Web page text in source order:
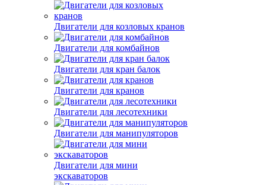
Двигатели для козловых кранов
Двигатели для комбайнов
Двигатели для кран балок
Двигатели для кранов
Двигатели для лесотехники
Двигатели для манипуляторов
Двигатели для мини
экскаваторов